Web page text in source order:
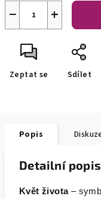
+
−
Zeptat se Sdílet
Popis
Detailní
Květ života–